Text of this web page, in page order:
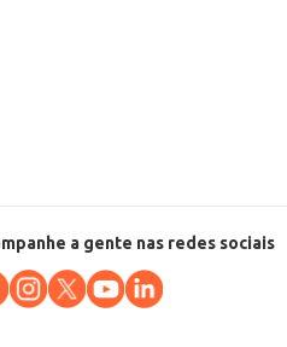
a gente nas redes sociais